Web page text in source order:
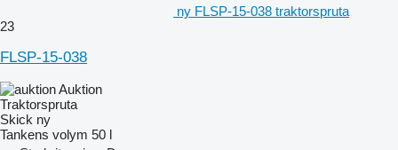
ny FLSP-15-038 traktorspruta
23
FLSP-15-038
Auktion
Traktorspruta
Skick ny
Tankens volym 50 l